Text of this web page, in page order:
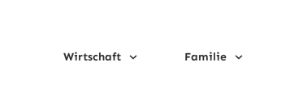
Wirtschaft Familie